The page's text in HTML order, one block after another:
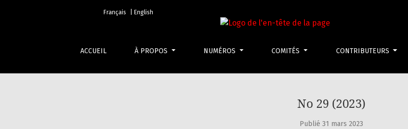
Français | English
ACCUEIL À PROPOS NUMÉROS COMITÉS CONTRIBUTEURS
No 29 (2023)
Publié 31 mars 2023